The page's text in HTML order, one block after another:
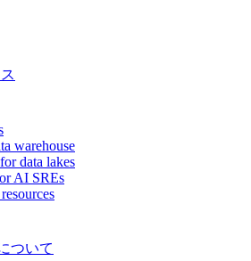
warehouse
data lakes
AI SREs
ついて